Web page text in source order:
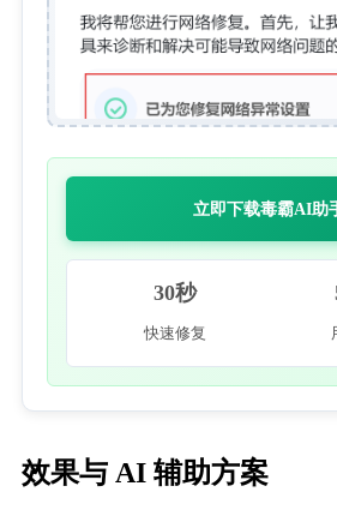
立即下载毒霸AI助
30秒
快速修复
效果与 AI 辅助方案